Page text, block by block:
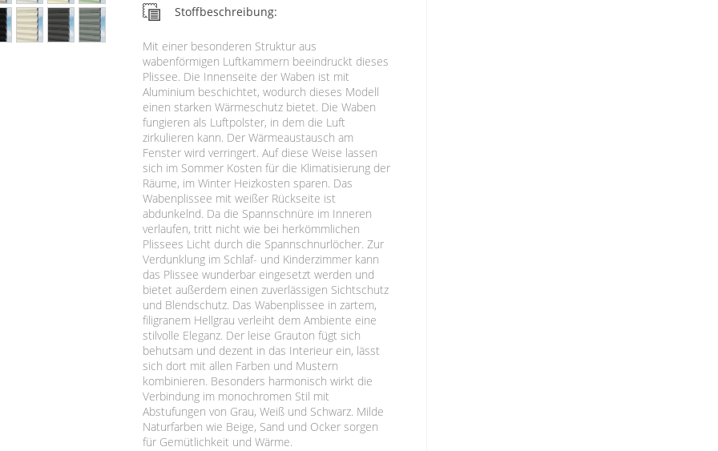
Stoffbeschreibung:
Mit einer besonderen Struktur aus
wabenförmigen Luftkammern beeindruckt dieses
Plissee. Die Innenseite der Waben ist mit
Aluminium beschichtet, wodurch dieses Modell
einen starken Wärmeschutz bietet. Die Waben
fungieren als Luftpolster, in dem die Luft
zirkulieren kann. Der Wärmeaustausch am
Fenster wird verringert. Auf diese Weise lassen
sich im Sommer Kosten für die Klimatisierung der
Räume, im Winter Heizkosten sparen. Das
Wabenplissee mit weißer Rückseite ist
abdunkelnd. Da die Spannschnüre im Inneren
verlaufen, tritt nicht wie bei herkömmlichen
Plissees Licht durch die Spannschnurlöcher. Zur
Verdunklung im Schlaf- und Kinderzimmer kann
das Plissee wunderbar eingesetzt werden und
bietet außerdem einen zuverlässigen Sichtschutz
und Blendschutz. Das Wabenplissee in zartem,
filigranem Hellgrau verleiht dem Ambiente eine
stilvolle Eleganz. Der leise Grauton fügt sich
behutsam und dezent in das Interieur ein, lässt
sich dort mit allen Farben und Mustern
kombinieren. Besonders harmonisch wirkt die
Verbindung im monochromen Stil mit
Abstufungen von Grau, Weiß und Schwarz. Milde
Naturfarben wie Beige, Sand und Ocker sorgen
für Gemütlichkeit und Wärme.